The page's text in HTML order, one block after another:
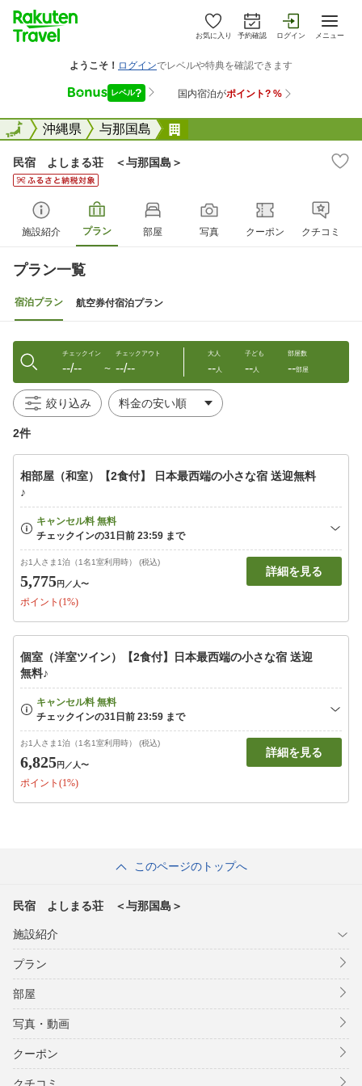
お気に入り 予約確認 ログイン メニュー
全国沖縄県 与那国島
全国
民宿 よしまる荘 ＜与那国島＞
施設紹介 プラン 部屋 写真 クーポン クチコミ
プラン一覧
宿泊プラン 航空券付宿泊プラン
チェックイン
--/-- 〜
チェックアウト
--/--
大人
--人
子ども
--人
部屋数
--部屋
絞り込み
2件
相部屋（和室）【2食付】 日本最西端の小さな宿 送迎無料
♪
お1人さま1泊（1名1室利用時） (税込)
5,775円 ／人〜
ポイント(1%)
詳細を見る
個室（洋室ツイン）【2食付】日本最西端の小さな宿 送迎
無料♪
お1人さま1泊（1名1室利用時） (税込)
6,825円 ／人〜
ポイント(1%)
詳細を見る
このページのトップへ
民宿 よしまる荘 ＜与那国島＞
施設紹介
プラン
部屋
写真・動画
クーポン